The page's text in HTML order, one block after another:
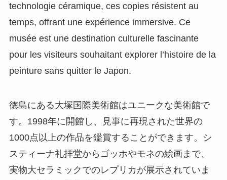
technologie céramique, ces copies résistent au
temps, offrant une expérience immersive. Ce
musée est une destination culturelle fascinante
pour les visiteurs souhaitant explorer l’histoire de la
peinture sans quitter le Japon.
徳島にある大塚国際美術館はユニークな美術館で
す。1998年に開館し、見事に再現された世界の
1000点以上の作品を鑑賞することができます。シ
スティーナ礼拝堂からゴッホやモネの絵画まで、
実物大セラミックでのレプリカが展示されていま